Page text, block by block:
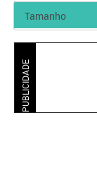
PUBLICIDADE